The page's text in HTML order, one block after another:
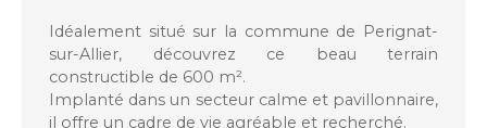
Idéalement situé sur la commune de Perignat-
sur-Allier, découvrez ce beau terrain
constructible de 600 m².
Implanté dans un secteur calme et pavillonnaire,
il offre un cadre de vie agréable et recherché.